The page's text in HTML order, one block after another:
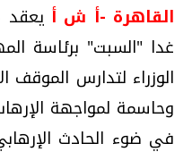
القاهرة -أ ش أ يعقد
غدا "السبت" برئاسة
الوزراء لتدارس الموقف
وحاسمة لمواجهة
في ضوء الحادث